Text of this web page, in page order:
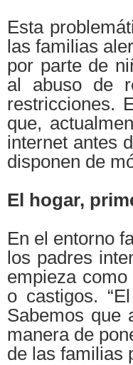
Esta
las familias
por parte de
al abuso de
restricciones.
que,
internet antes
disponen de
El hogar,
En el entorno
los padres
empieza
o castigos.
Sabemos que
manera de
de las familias